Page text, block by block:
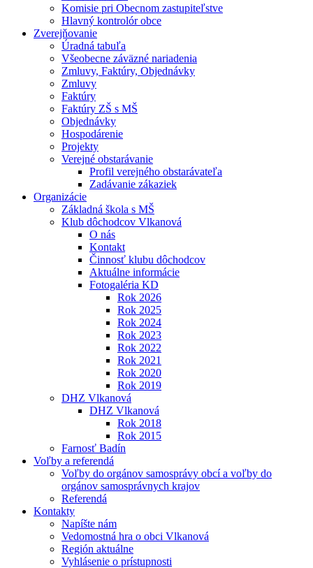
Komisie pri Obecnom zastupiteľstve
Hlavný kontrolór obce
Zverejňovanie
Úradná tabuľa
Všeobecne záväzné nariadenia
Zmluvy, Faktúry, Objednávky
Zmluvy
Faktúry
Faktúry ZŠ s MŠ
Objednávky
Hospodárenie
Projekty
Verejné obstarávanie
Profil verejného obstarávateľa
Zadávanie zákaziek
Organizácie
Základná škola s MŠ
Klub dôchodcov Vlkanová
O nás
Kontakt
Činnosť klubu dôchodcov
Aktuálne informácie
Fotogaléria KD
Rok 2026
Rok 2025
Rok 2024
Rok 2023
Rok 2022
Rok 2021
Rok 2020
Rok 2019
DHZ Vlkanová
DHZ Vlkanová
Rok 2018
Rok 2015
Farnosť Badín
Voľby a referendá
Voľby do orgánov samosprávy obcí a voľby do
orgánov samosprávnych krajov
Referendá
Kontakty
Napíšte nám
Vedomostná hra o obci Vlkanová
Región aktuálne
Vyhlásenie o prístupnosti